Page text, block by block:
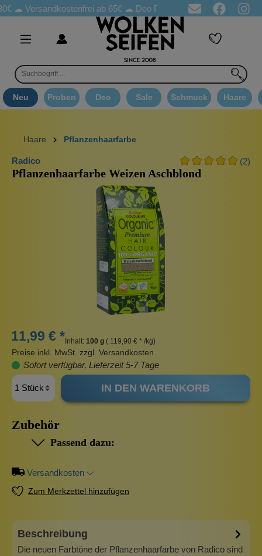
ab 65€ ☁ Deo Proben in jeder Bestellung ☁
Neu Proben Deo Sale Schmuck Haare
Haare Pflanzenhaarfarbe
Radico (2)
Pflanzenhaarfarbe Weizen Aschblond
11,99 € * Inhalt: 100 g ( 119,90 € * /kg)
Preise inkl. MwSt. zzgl. Versandkosten
Sofort verfügbar, Lieferzeit 5-7 Tage
IN DEN WARENKORB
Zubehör
Passend dazu:
Versandkosten
Zum Merkzettel hinzufügen
Beschreibung
Die neuen Farbtöne der Pflanzenhaarfarbe von Radico sind